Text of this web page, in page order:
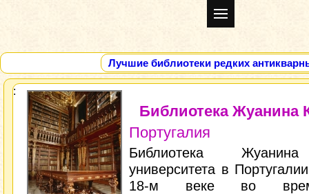
Лучшие библиотеки редких
Библиотека Жуанина
Португалия
Библиотека Жуанина
университета в
18-м веке во